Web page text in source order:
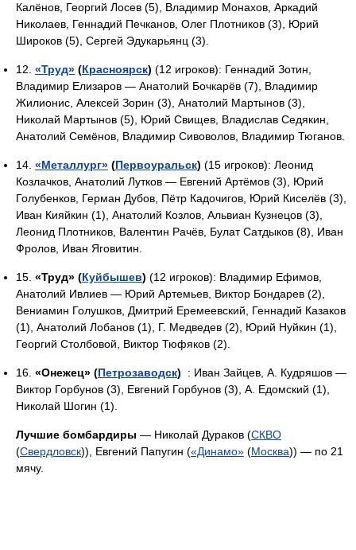
Калёнов, Георгий Лосев (5), Владимир Монахов, Аркадий
Николаев, Геннадий Печканов, Олег Плотников (3), Юрий
Широков (5), Сергей Эдукарьянц (3).
12. «Труд» (Красноярск) (12 игроков): Геннадий Зотин,
Владимир Елизаров — Анатолий Бочкарёв (7), Владимир
Жилионис, Алексей Зорин (3), Анатолий Мартынов (3),
Николай Мартынов (5), Юрий Свищев, Владислав Седякин,
Анатолий Семёнов, Владимир Сивоволов, Владимир Тюганов.
14. «Металлург» (Первоуральск) (15 игроков): Леонид
Козлачков, Анатолий Лутков — Евгений Артёмов (3), Юрий
Голубенков, Герман Дубов, Пётр Кадочигов, Юрий Киселёв (3),
Иван Кияйкин (1), Анатолий Козлов, Альвиан Кузнецов (3),
Леонид Плотников, Валентин Рачёв, Булат Сатдыков (8), Иван
Фролов, Иван Яговитин.
15. «Труд» (Куйбышев) (12 игроков): Владимир Ефимов,
Анатолий Ивлиев — Юрий Артемьев, Виктор Бондарев (2),
Вениамин Голушков, Дмитрий Еремеевский, Геннадий Казаков
(1), Анатолий Лобанов (1), Г. Медведев (2), Юрий Нуйкин (1),
Георгий Столбовой, Виктор Тюфяков (2).
16. «Онежец» (Петрозаводск) : Иван Зайцев, А. Кудряшов —
Виктор Горбунов (3), Евгений Горбунов (3), А. Едомский (1),
Николай Шогин (1).
Лучшие бомбардиры — Николай Дураков (СКВО
(Свердловск)), Евгений Папугин («Динамо» (Москва)) — по 21
мячу.